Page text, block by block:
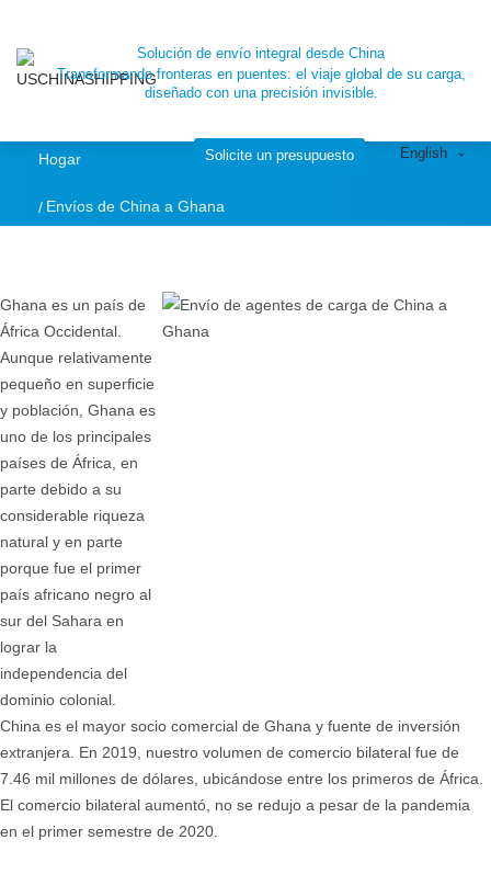
Contenedor
marítimo, envío de
carga aérea de
|SCU
Solución de envío integral desde China
Transformando fronteras en puentes: el viaje global de su carga,
diseñado con una precisión invisible.
Solicite un presupuesto English
Hogar
Envíos de China a Ghana
Ghana es un país de
África Occidental.
Aunque relativamente
pequeño en superficie
y población, Ghana es
uno de los principales
países de África, en
parte debido a su
considerable riqueza
natural y en parte
porque fue el primer
país africano negro al
sur del Sahara en
lograr la
independencia del
dominio colonial.
China es el mayor socio comercial de Ghana y fuente de inversión
extranjera. En 2019, nuestro volumen de comercio bilateral fue de
7.46 mil millones de dólares, ubicándose entre los primeros de África.
El comercio bilateral aumentó, no se redujo a pesar de la pandemia
en el primer semestre de 2020.